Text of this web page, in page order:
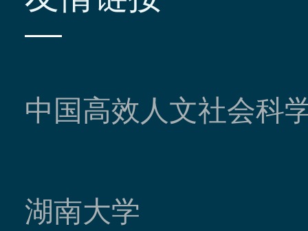
中国高效人文社会科
湖南大学